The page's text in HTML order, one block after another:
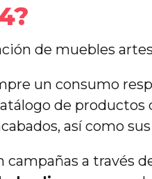
de muebles
un consumo
de productos
así como sus
campañas a través